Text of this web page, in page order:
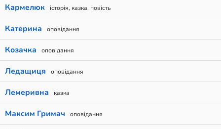
Кармелюк історія, казка, повість
Катерина оповідання
Козачка оповідання
Ледащиця оповідання
Лемеривна казка
Максим Гримач оповідання